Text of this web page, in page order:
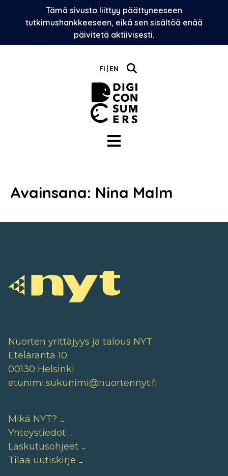
Tämä sivusto liittyy päättyneeseen
tutkimushankkeeseen, eikä sen sisältöä enää
päivitetä aktiivisesti.
FI EN
Avainsana: Nina Malm
Nuorten yrittäjyys ja talous NYT
Eteläranta 10
00130 Helsinki
etunimi.sukunimi@nuortennyt.fi
Mikä NYT?
Yhteystiedot
Laskutusohjeet
Tilaa uutiskirje